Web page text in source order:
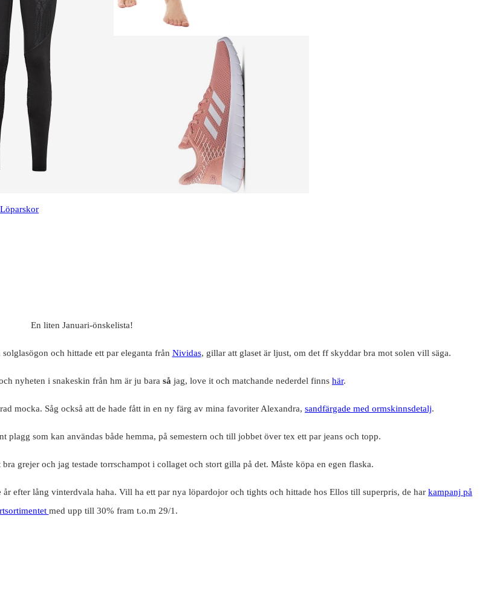
Löparskor
En liten Januari-önskelista!
och hittade ett par eleganta från Nividas, gillar att glaset är ljust, om det ff skyddar bra mot solen vill säga.
nyheten i snakeskin från hm är ju bara så jag, love it och matchande nederdel finns här.
mocka. Såg också att de hade fått in en ny färg av mina favoriter Alexandra, sandfärgade med ormskinnsdetalj.
plagg som kan användas både hemma, på semestern och till jobbet över tex ett par jeans och topp.
grejer och jag testade torrschampot i collaget och stort gilla på det. Måste köpa en egen flaska.
efter lång vinterdvala haha. Vill ha ett par nya löpardojor och tights och hittade hos Ellos till superpris, de har kampanj på
med upp till 30% fram t.o.m 29/1.